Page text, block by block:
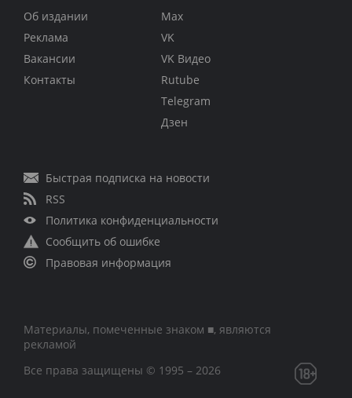
Об издании
Реклама
Вакансии
Контакты
Max
VK
VK Видео
Rutube
Telegram
Дзен
Быстрая подписка на новости
RSS
Политика конфиденциальности
Сообщить об ошибке
Правовая информация
Материалы, помеченные знаком ■, являются
рекламой
Все права защищены © 1995 – 2026